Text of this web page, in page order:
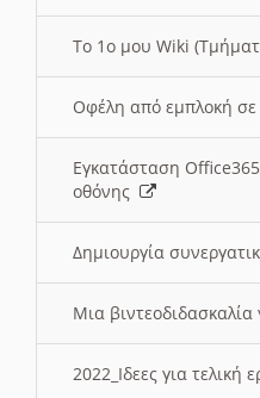
Το 1ο μου Wiki
Οφέλη από εμπλοκή
Εγκατάσταση
οθόνης
Δημιουργία
Μια
2022_Ιδεες για τελική